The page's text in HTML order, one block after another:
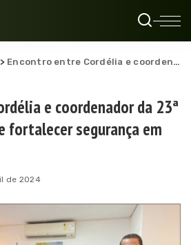
> Encontro entre Cordélia e coordenador da 23ª COORPIN promete fortalecer segurança em Eunápolis
e coordenador da 23ª
fortalecer segurança em
de 2024